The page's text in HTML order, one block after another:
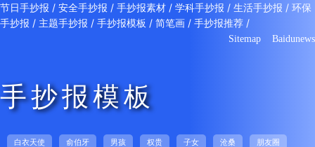
节日手抄报 / 安全手抄报 / 手抄报素材 / 学科手抄报 / 生活手抄报 / 环保
手抄报 / 主题手抄报 / 手抄报模板 / 简笔画 / 手抄报推荐 /
Sitemap Baidunews
手抄报模板
白衣天使 俞伯牙 男孩 权贵 子女 沧桑 朋友圈